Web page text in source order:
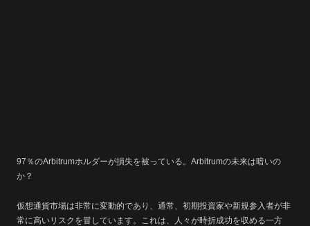
97％のArbitrumホルダーが損失を被っている。Arbitrumの未来は暗いの
か？
仮想通貨市場は非常に変動的であり、通常、初期投資家や新規参入者が非
常に高いリスクを冒しています。これは、人々が時折成功を収める一方